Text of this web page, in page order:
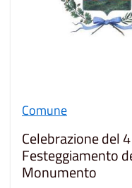
Comune
Celebrazione del
Festeggiamento
Monumento